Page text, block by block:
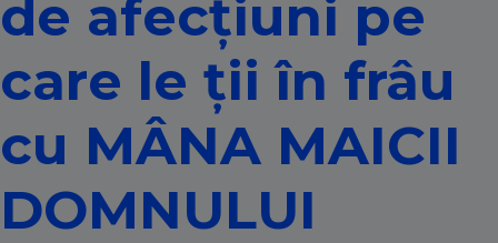
de afecțiuni pe
care le ții în frâu
cu MÂNA MAICII
DOMNULUI